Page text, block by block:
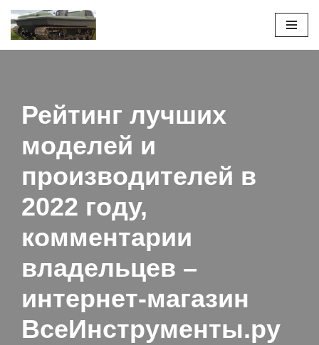
Перейти
Рейтинг лучших
моделей и
производителей в
2022 году,
комментарии
владельцев –
интернет-магазин
ВсеИнструменты.ру